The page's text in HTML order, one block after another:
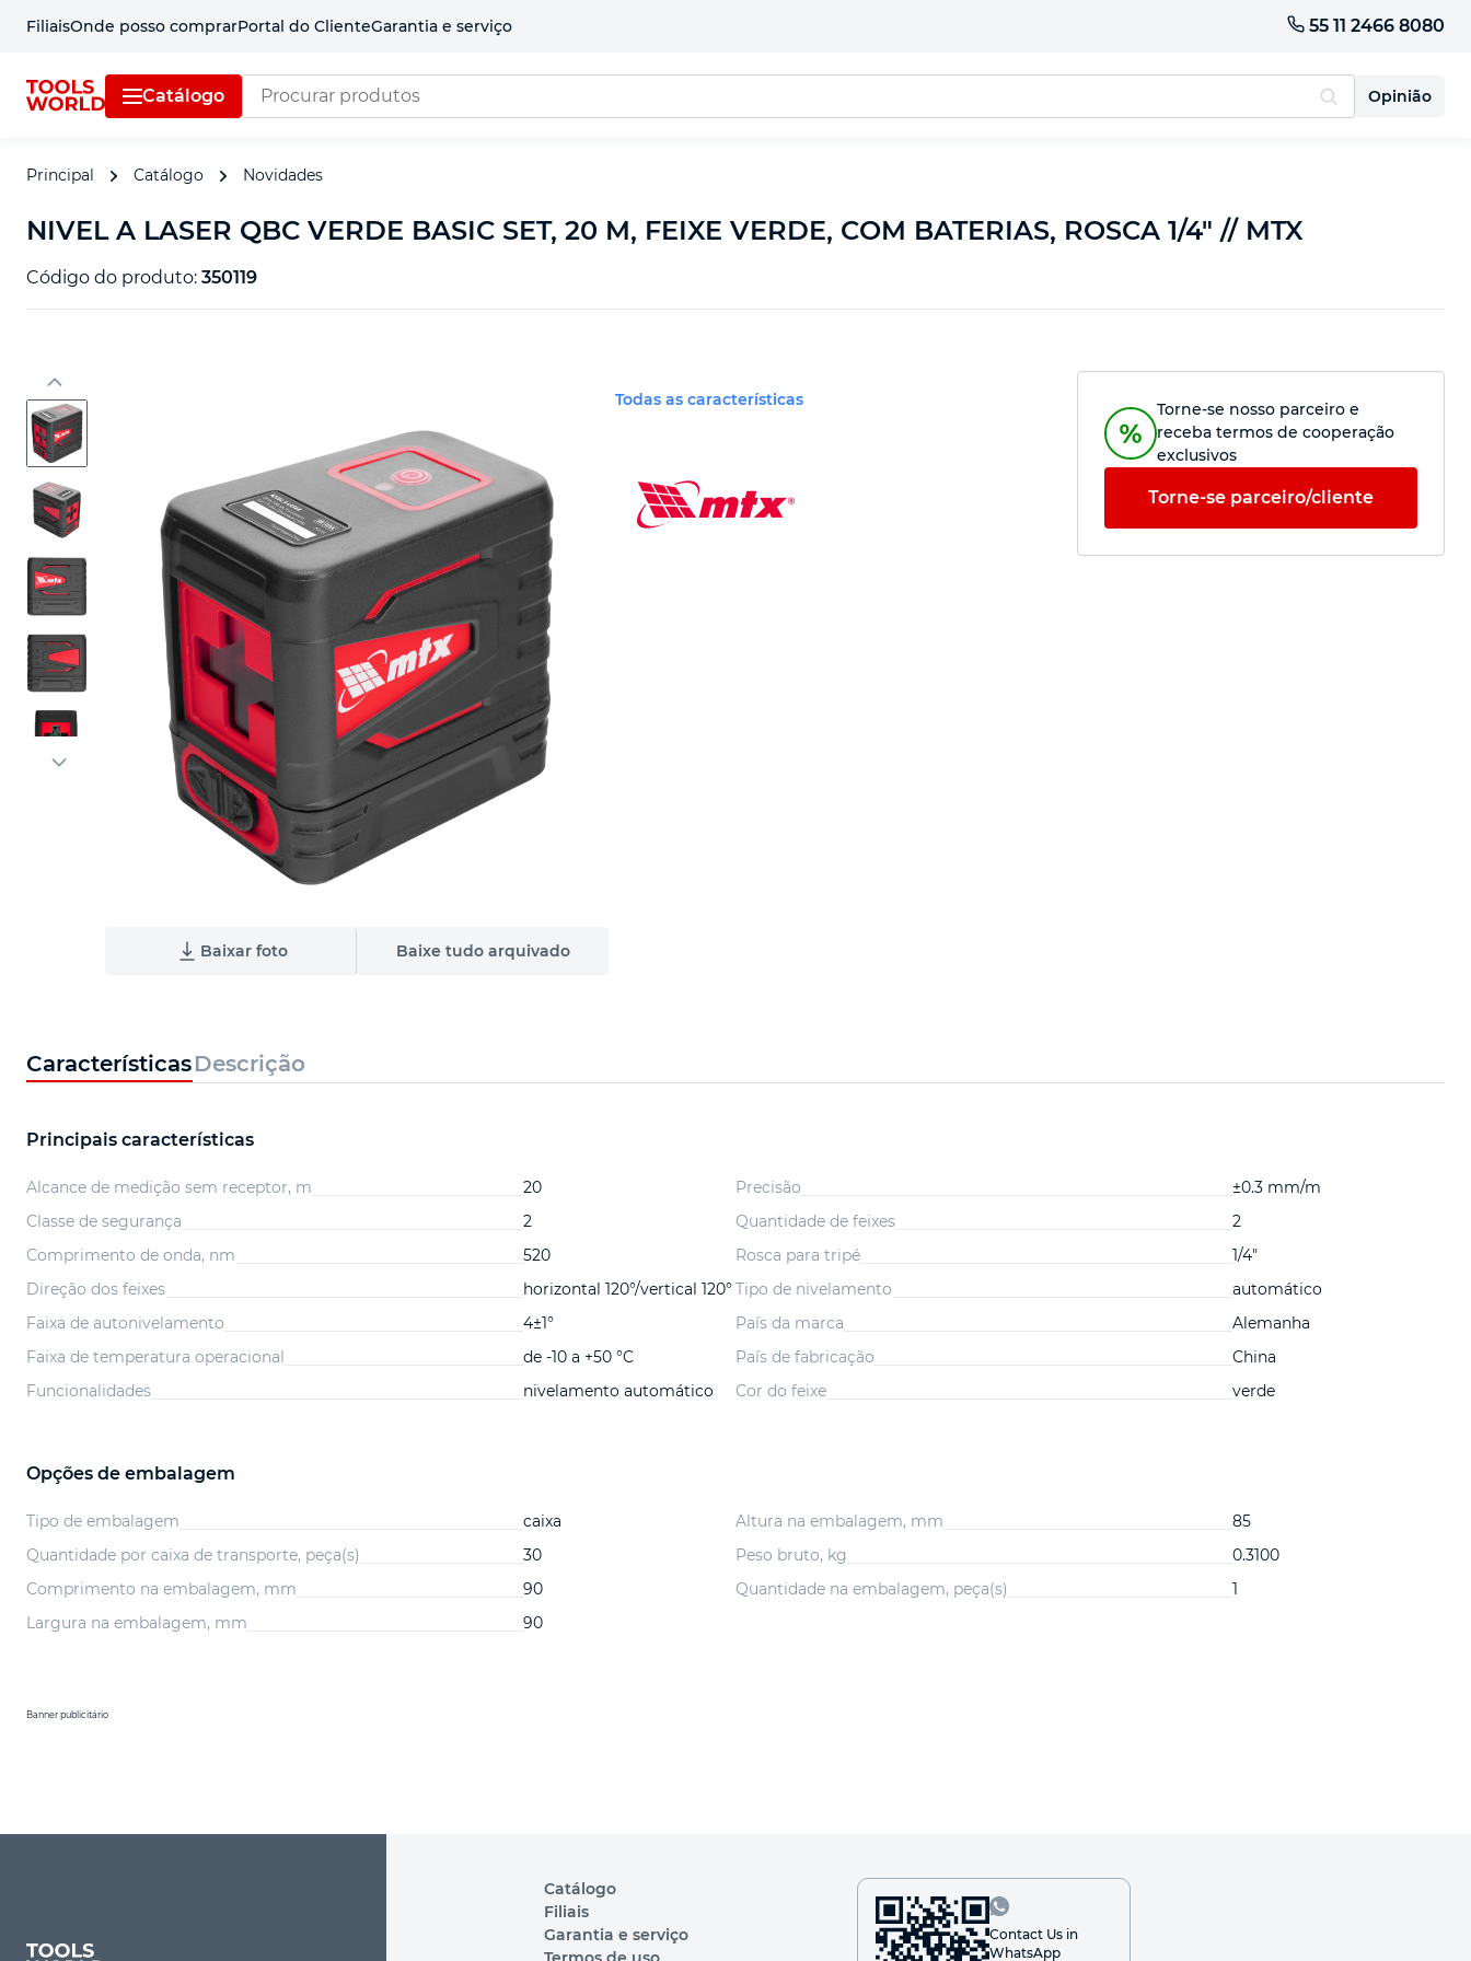
FiliaisOnde posso comprarPortal do ClienteGarantia e serviço 55 11 2466 8080
Catálogo Opinião
Principal Catálogo Novidades
NIVEL A LASER QBC VERDE BASIC SET, 20 M, FEIXE VERDE, COM BATERIAS, ROSCA 1/4" // MTX
Código do produto: 350119
Baixar foto Baixe tudo arquivado
Todas as características
Torne-se nosso parceiro e
receba termos de cooperação
exclusivos
Torne-se parceiro/cliente
CaracterísticasDescrição
Principais características
Alcance de medição sem receptor, m
20
Classe de segurança
2
Comprimento de onda, nm
520
Direção dos feixes
horizontal 120°/vertical 120°
Faixa de autonivelamento
4±1°
Faixa de temperatura operacional
de -10 a +50 °C
Funcionalidades
nivelamento automático
Precisão
±0.3 mm/m
Quantidade de feixes
2
Rosca para tripé
1/4"
Tipo de nivelamento
automático
País da marca
Alemanha
País de fabricação
China
Cor do feixe
verde
Opções de embalagem
Tipo de embalagem
caixa
Quantidade por caixa de transporte, peça(s)
30
Comprimento na embalagem, mm
90
Largura na embalagem, mm
90
Altura na embalagem, mm
85
Peso bruto, kg
0.3100
Quantidade na embalagem, peça(s)
1
Banner publicitário
Catálogo
Filiais
Garantia e serviço
Contact Us in
WhatsApp